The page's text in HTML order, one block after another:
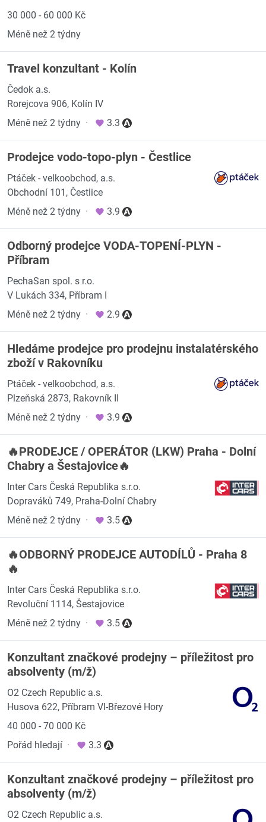
30 000 - 60 000 Kč
Méně než 2 týdny
Travel konzultant - Kolín
Čedok a.s.
Rorejcova 906, Kolín IV
Méně než 2 týdny · 3.3
Prodejce vodo-topo-plyn - Čestlice
Ptáček - velkoobchod, a.s.
Obchodní 101, Čestlice
Méně než 2 týdny · 3.9
Odborný prodejce VODA-TOPENÍ-PLYN -
Příbram
PechaSan spol. s r.o.
V Lukách 334, Příbram I
Méně než 2 týdny · 2.9
Hledáme prodejce pro prodejnu instalatérského
zboží v Rakovníku
Ptáček - velkoobchod, a.s.
Plzeňská 2873, Rakovník II
Méně než 2 týdny · 3.9
🔥PRODEJCE / OPERÁTOR (LKW) Praha - Dolní
Chabry a Šestajovice🔥
Inter Cars Česká Republika s.r.o.
Dopraváků 749, Praha-Dolní Chabry
Méně než 2 týdny · 3.5
🔥ODBORNÝ PRODEJCE AUTODÍLŮ - Praha 8
🔥
Inter Cars Česká Republika s.r.o.
Revoluční 1114, Šestajovice
Méně než 2 týdny · 3.5
Konzultant značkové prodejny – příležitost pro
absolventy (m/ž)
O2 Czech Republic a.s.
Husova 622, Příbram VI-Březové Hory
40 000 - 70 000 Kč
Pořád hledají · 3.3
Konzultant značkové prodejny – příležitost pro
absolventy (m/ž)
O2 Czech Republic a.s.